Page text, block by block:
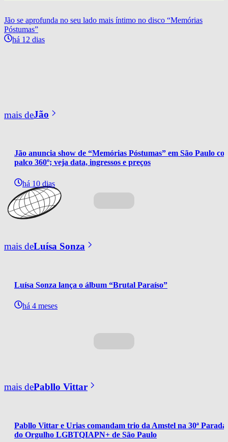
Jão se aprofunda no seu lado mais íntimo no disco “Memórias
Póstumas”
há 12 dias
mais deJão
Jão anuncia show de “Memórias Póstumas” em São Paulo
palco 360º; veja data, ingressos e preços
há 10 dias
mais deLuísa Sonza
Luísa Sonza lança o álbum “Brutal Paraíso”
há 4 meses
mais dePabllo Vittar
Pabllo Vittar e Urias comandam trio da Amstel na 30ª Parada
do Orgulho LGBTQIAPN+ de São Paulo